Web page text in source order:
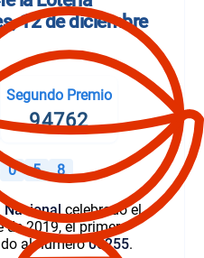
12 de diciembre
Segundo Premio
94762
0 5 8
Nacionalcelebrado el
de 2019, el primer
al número05255.